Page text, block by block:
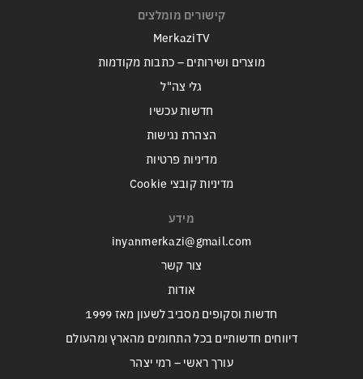
קישורים מומלצים
MerkaziTV
מוצרים ושירותים – כתבות מקודמות
גלי צה"ל
חדשות עכשיו
הצהרת נגישות
מדיניות פרטיות
מדיניות קובצי Cookie
מידע
inyanmerkazi@gmail.com
צור קשר
אודות
חדשות וסקופים מסביב לשעון מאז 1999
דיווחים חדשותיים בכל התחומים מהארץ ומהעולם
עורך ראשי – רמי יצהר